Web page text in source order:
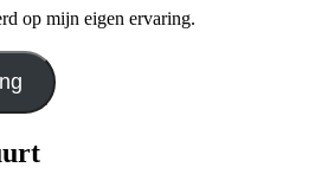
op mijn eigen ervaring.